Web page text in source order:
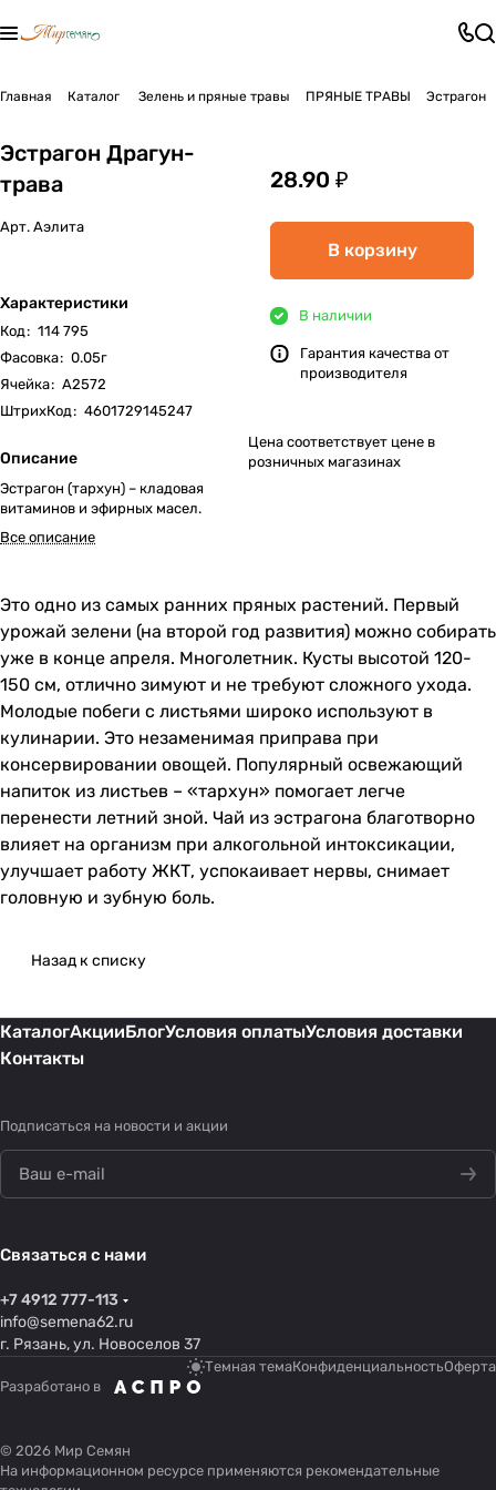
Главная Каталог Зелень и пряные травы ПРЯНЫЕ ТРАВЫ Эстрагон
Эстрагон Драгун-
трава
Арт. Аэлита
Характеристики
Код: 114 795
Фасовка: 0.05г
Ячейка: А2572
ШтрихКод: 4601729145247
Описание
Эстрагон (тархун) – кладовая
витаминов и эфирных масел.
Все описание
28.90 ₽
В корзину
В наличии
Гарантия качества от
производителя
Цена соответствует цене в
розничных магазинах
Это одно из самых ранних пряных растений. Первый
урожай зелени (на второй год развития) можно собирать
уже в конце апреля. Многолетник. Кусты высотой 120-
150 см, отлично зимуют и не требуют сложного ухода.
Молодые побеги с листьями широко используют в
кулинарии. Это незаменимая приправа при
консервировании овощей. Популярный освежающий
напиток из листьев – «тархун» помогает легче
перенести летний зной. Чай из эстрагона благотворно
влияет на организм при алкогольной интоксикации,
улучшает работу ЖКТ, успокаивает нервы, снимает
головную и зубную боль.
Назад к списку
КаталогАкцииБлогУсловия оплатыУсловия доставки
Контакты
Подписаться на новости и акции
Связаться с нами
+7 4912 777-113
info@semena62.ru
г. Рязань, ул. Новоселов 37
Темная темаКонфиденциальностьОферта
Разработано в
© 2026 Мир Семян
На информационном ресурсе применяются рекомендательные